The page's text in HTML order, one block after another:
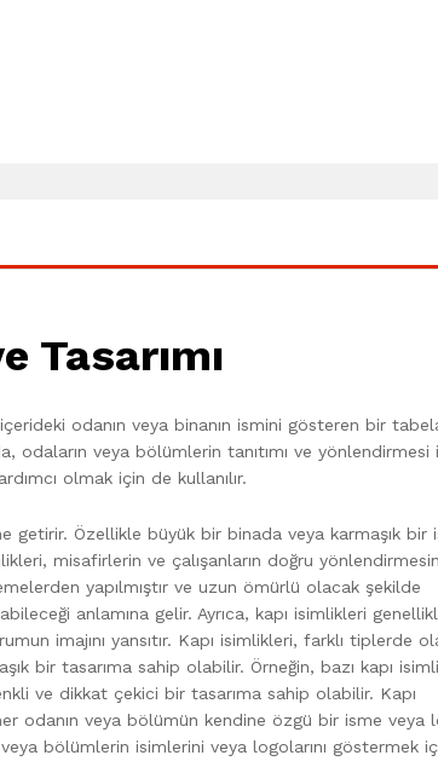
Tasarımı
odanın veya binanın ismini gösteren bir
odaların veya bölümlerin tanıtımı ve yönlendirmesi
olmak için de kullanılır.
getirir. Özellikle büyük bir binada veya karmaşık bir
misafirlerin ve çalışanların doğru
yapılmıştır ve uzun ömürlü olacak şekilde
anlamına gelir. Ayrıca, kapı isimlikleri
imajını yansıtır. Kapı isimlikleri, farklı tiplerde
bir tasarıma sahip olabilir. Örneğin, bazı kapı
ve dikkat çekici bir tasarıma sahip olabilir. Kapı
odanın veya bölümün kendine özgü bir isme veya
bölümlerin isimlerini veya logolarını göstermek